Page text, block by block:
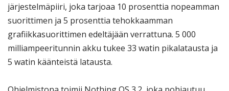
järjestelmäpiiri, joka tarjoaa 10 prosenttia nopeamman
suorittimen ja 5 prosenttia tehokkaamman
grafiikkasuorittimen edeltäjään verrattuna. 5 000
milliampeeritunnin akku tukee 33 watin pikalatausta ja
5 watin käänteistä latausta.